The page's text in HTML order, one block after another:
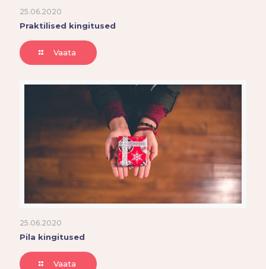
25.06.2020
Praktilised kingitused
Vaata
25.06.2020
Pila kingitused
Vaata